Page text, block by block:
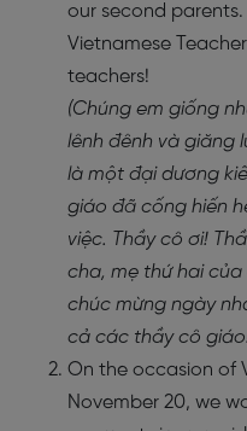
our second
Vietnamese
teachers!
(Chúng em giống
lênh đênh và giăng
là một đại dương
giáo đã cống hiến
việc. Thầy cô ơi!
cha, mẹ thứ hai của
chúc mừng ngày
cả các thầy cô
On the occasion of
November 20, we